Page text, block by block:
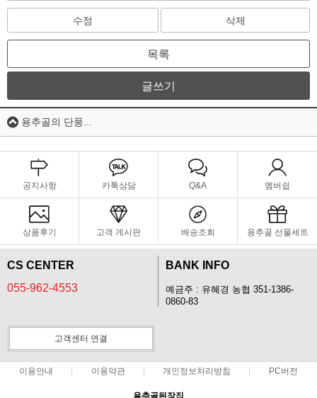
수정 삭제
목록
글쓰기
용추골의 단풍...
공지사항 카톡상담 Q&A 멤버쉽
상품후기 고객 게시판 배송조회 용추골 선물세트
CS CENTER
055-962-4553
BANK INFO
예금주 : 유혜경 농협 351-1386-
0860-83
고객센터 연결
이용안내 이용약관 개인정보처리방침 PC버전
용추골된장집